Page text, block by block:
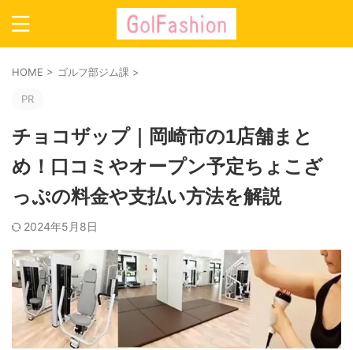
HOME > ゴルフ部ジム課 >
PR
チョコザップ｜岡崎市の1店舗まと
め！口コミやオープン予定ちょこざ
っぷの料金や支払い方法を解説
2024年5月8日